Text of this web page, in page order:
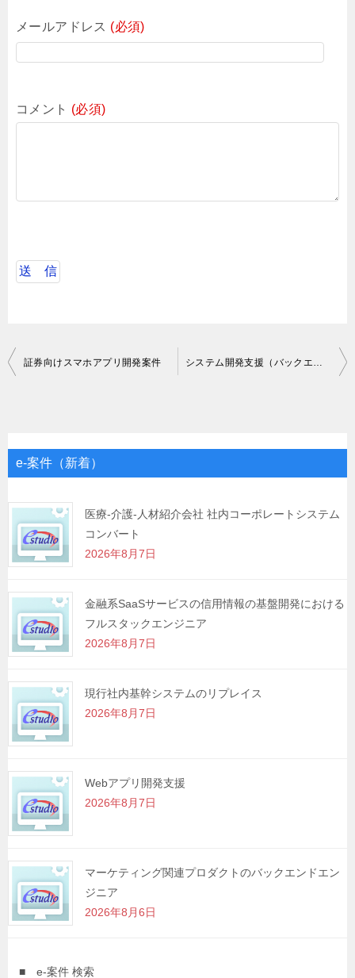
メールアドレス (必須)
コメント (必須)
投
ゲ
シ
ョ
ン
証券向けスマホアプリ開発案件 システム開発支援（バックエンド）
e-案件（新着）
医療-介護-人材紹介会社 社内コーポレートシステム
コンバート
2026年8月7日
金融系SaaSサービスの信用情報の基盤開発における
フルスタックエンジニア
2026年8月7日
現行社内基幹システムのリプレイス
2026年8月7日
Webアプリ開発支援
2026年8月7日
マーケティング関連プロダクトのバックエンドエン
ジニア
2026年8月6日
■ e-案件 検索